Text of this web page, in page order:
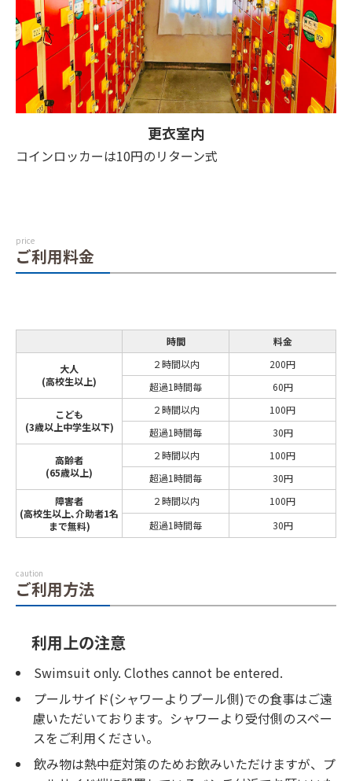
更衣室内
コインロッカーは10円のリターン式
price
ご利用料金
時間 料金
大人
(高校生以上)
２時間以内
200円
超過1時間毎
60円
こども
(3歳以上中学生以下)
２時間以内
100円
超過1時間毎
30円
高齢者
(65歳以上)
２時間以内
100円
超過1時間毎
30円
障害者
(高校生以上､介助者1名
まで無料)
２時間以内
100円
超過1時間毎
30円
caution
ご利用方法
利用上の注意
Swimsuit only. Clothes cannot be entered.
プールサイド(シャワーよりプール側)での食事はご遠
慮いただいております。シャワーより受付側のスペー
スをご利用ください。
飲み物は熱中症対策のためお飲みいただけますが、プ